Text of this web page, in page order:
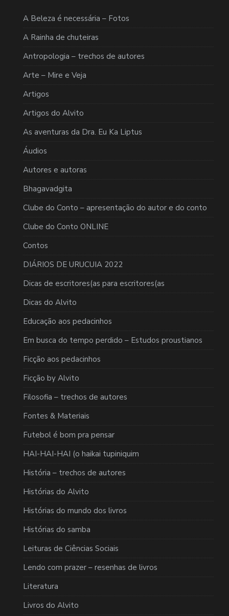
A Beleza é necessária – Fotos
A Rainha de chuteiras
Antropologia – trechos de autores
Arte – Mire e Veja
Artigos
Artigos do Alvito
As aventuras da Dra. Eu Ka Liptus
Áudios
Autores e autoras
Bhagavadgita
Clube do Conto – apresentação do autor e do conto
Clube do Conto ONLINE
Contos
DIÁRIOS DE URUCUIA 2022
Dicas de escritores(as para escritores(as
Dicas do Alvito
Educação aos pedacinhos
Em busca do tempo perdido – Estudos proustianos
Ficção aos pedacinhos
Ficção by Alvito
Filosofia – trechos de autores
Fontes & Materiais
Futebol é bom pra pensar
HAI-HAI-HAI (o haikai tupiniquim
História – trechos de autores
Histórias do Alvito
Histórias do mundo dos livros
Histórias do samba
Leituras de Ciências Sociais
Lendo com prazer – resenhas de livros
Literatura
Livros do Alvito